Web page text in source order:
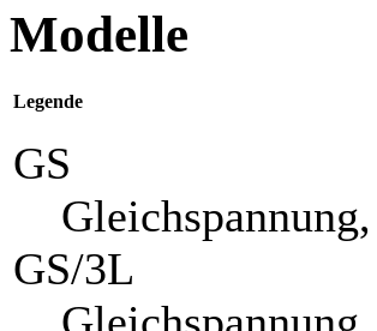
Modelle
Legende
GS
GS/3L